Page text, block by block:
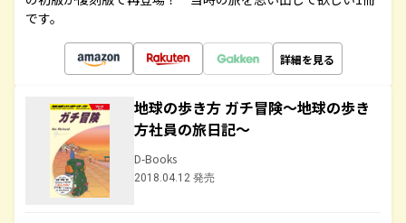
です。
詳細を見る
地球の歩き方 ガチ冒険～地球の歩き
方社員の旅日記～
D-Books
2018.04.12 発売